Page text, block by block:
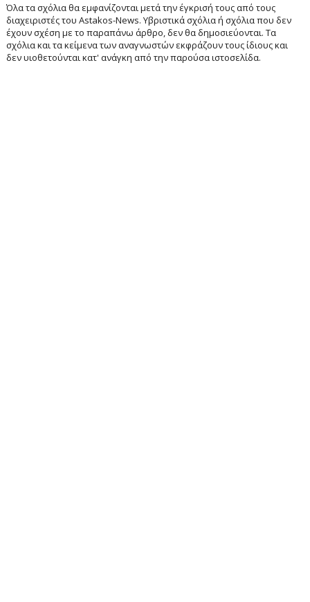
Όλα τα σχόλια θα εμφανίζονται μετά την έγκρισή τους από τους
διαχειριστές του Astakos-News. Υβριστικά σχόλια ή σχόλια που δεν
έχουν σχέση με το παραπάνω άρθρο, δεν θα δημοσιεύονται. Τα
σχόλια και τα κείμενα των αναγνωστών εκφράζουν τους ίδιους και
δεν υιοθετούνται κατ' ανάγκη από την παρούσα ιστοσελίδα.